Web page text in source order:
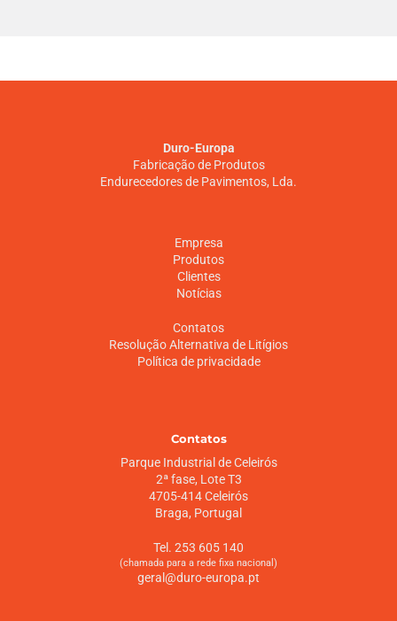
Duro-Europa
Fabricação de Produtos
Endurecedores de Pavimentos, Lda.
Empresa
Produtos
Clientes
Notícias
Contatos
Resolução Alternativa de Litígios
Política de privacidade
Contatos
Parque Industrial de Celeirós
2ª fase, Lote T3
4705-414 Celeirós
Braga, Portugal
Tel. 253 605 140
(chamada para a rede fixa nacional)
geral@duro-europa.pt